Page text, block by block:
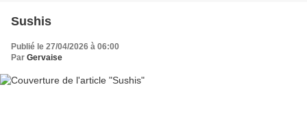
Sushis
Publié le 27/04/2026 à 06:00
Par Gervaise